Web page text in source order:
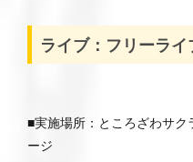
ライブ：フリーライ
■実施場所：ところざわサ
ージ